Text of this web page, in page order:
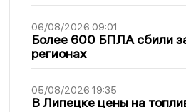
06/08/2026 09:01
Более 600 БПЛА сбили
регионах
05/08/2026 19:35
В Липецке цены на